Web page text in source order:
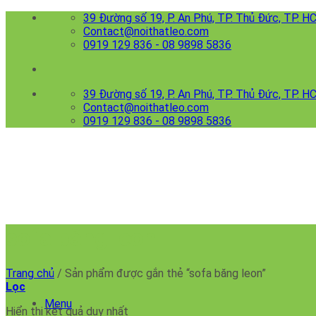
39 Đường số 19, P. An Phú, TP. Thủ Đức, TP.
Contact@noithatleo.com
0919 129 836 - 08 9898 5836
39 Đường số 19, P. An Phú, TP. Thủ Đức, TP.
Contact@noithatleo.com
0919 129 836 - 08 9898 5836
Menu
Trang chủ / Sản phẩm được gắn thẻ “sofa băng leon”
Lọc
Hiển thị kết quả duy nhất